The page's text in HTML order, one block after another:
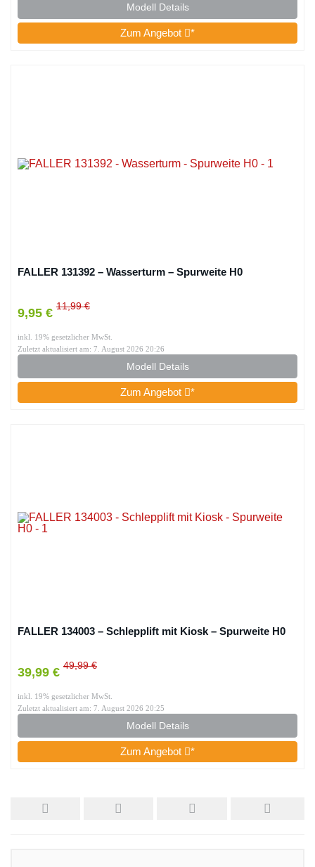
Modell Details
Zum Angebot *
FALLER 131392 – Wasserturm – Spurweite H0
9,95 € 11,99 €
inkl. 19% gesetzlicher MwSt.
Zuletzt aktualisiert am: 7. August 2026 20:26
Modell Details
Zum Angebot *
FALLER 134003 – Schlepplift mit Kiosk – Spurweite H0
39,99 € 49,99 €
inkl. 19% gesetzlicher MwSt.
Zuletzt aktualisiert am: 7. August 2026 20:25
Modell Details
Zum Angebot *